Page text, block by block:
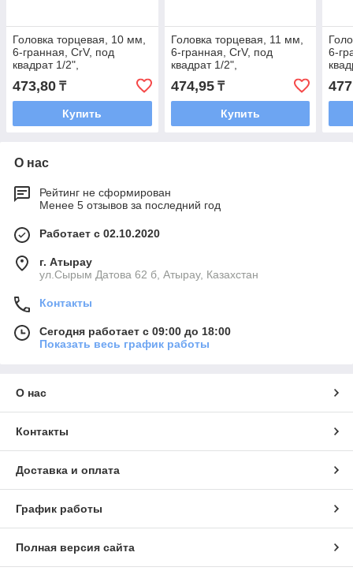
Головка торцевая, 10 мм,
6-гранная, CrV, под
квадрат 1/2",
473,80 ₸
Купить
Головка торцевая, 11 мм,
6-гранная, CrV, под
квадрат 1/2",
474,95₸
Купить
6-
О нас
Рейтинг не сформирован
Менее 5 отзывов за последний год
Работает с 02.10.2020
г. Атырау
ул.Сырым Датова 62 б, Атырау, Казахстан
Контакты
Сегодня работает с 09:00 до 18:00
Показать весь график работы
О нас
Контакты
Доставка и оплата
График работы
Полная версия сайта